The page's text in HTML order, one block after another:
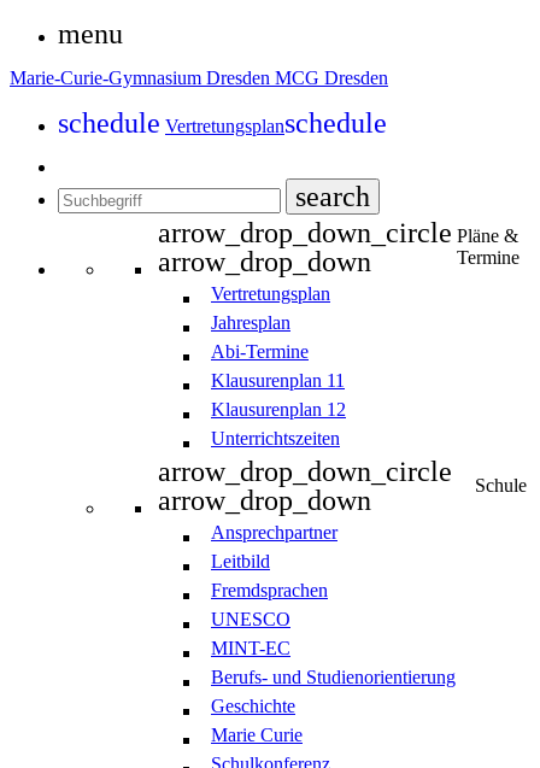
menu
Marie-Curie-Gymnasium Dresden MCG Dresden
schedule Vertretungsplanschedule
search
arrow_drop_down_circle
arrow_drop_down
Pläne &
Termine
Vertretungsplan
Jahresplan
Abi-Termine
Klausurenplan 11
Klausurenplan 12
Unterrichtszeiten
arrow_drop_down_circle
arrow_drop_down
Schule
Ansprechpartner
Leitbild
Fremdsprachen
UNESCO
MINT-EC
Berufs- und Studienorientierung
Geschichte
Marie Curie
Schulkonferenz